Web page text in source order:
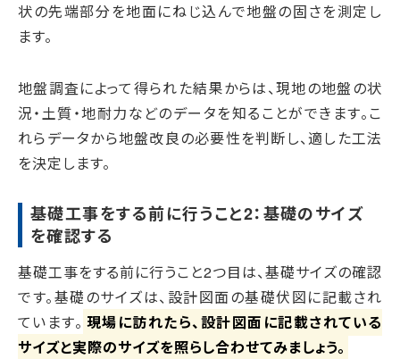
状の先端部分を地面にねじ込んで地盤の固さを測定し
ます。
地盤調査によって得られた結果からは、現地の地盤の状
況・土質・地耐力などのデータを知ることができます。こ
れらデータから地盤改良の必要性を判断し、適した工法
を決定します。
基礎工事をする前に行うこと2：基礎のサイズ
を確認する
基礎工事をする前に行うこと2つ目は、基礎サイズの確認
です。基礎のサイズは、設計図面の基礎伏図に記載され
ています。 現場に訪れたら、設計図面に記載されている
サイズと実際のサイズを照らし合わせてみましょう。